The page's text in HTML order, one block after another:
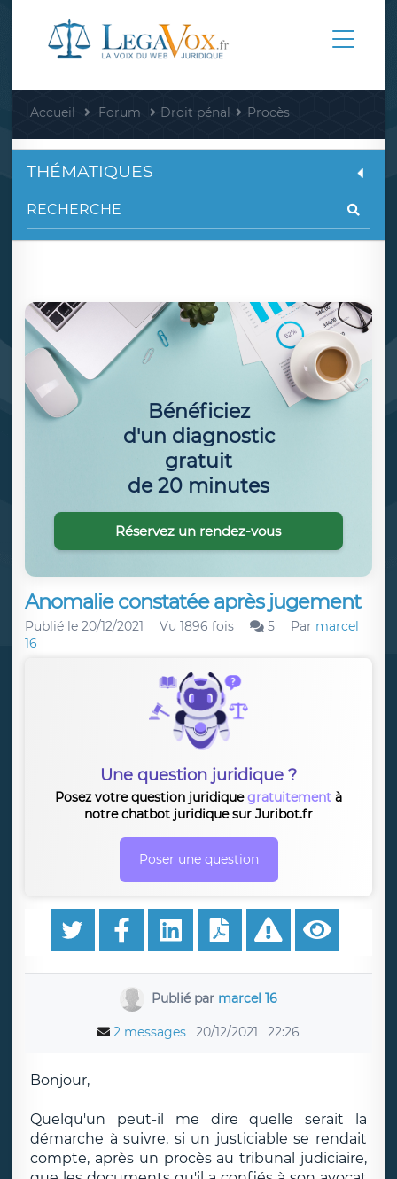
Accueil Forum Droit pénal Procès
Anomalie constatée après jugement
Publié le 20/12/2021 Vu 1896 fois 5 Par marcel
16
Une question juridique ?
Posez votre question juridiquegratuitement à
notre chatbot juridique sur Juribot.fr
Poser une question
Publié par marcel 16
2 messages 20/12/2021 22:26
Bonjour,
Quelqu'un peut-il me dire quelle serait la
démarche à suivre, si un justiciable se rendait
compte, après un procès au tribunal judiciaire,
THÉMATIQUES
Bénéficiez
d'un diagnostic
gratuit
de 20 minutes
Réservez un rendez-vous